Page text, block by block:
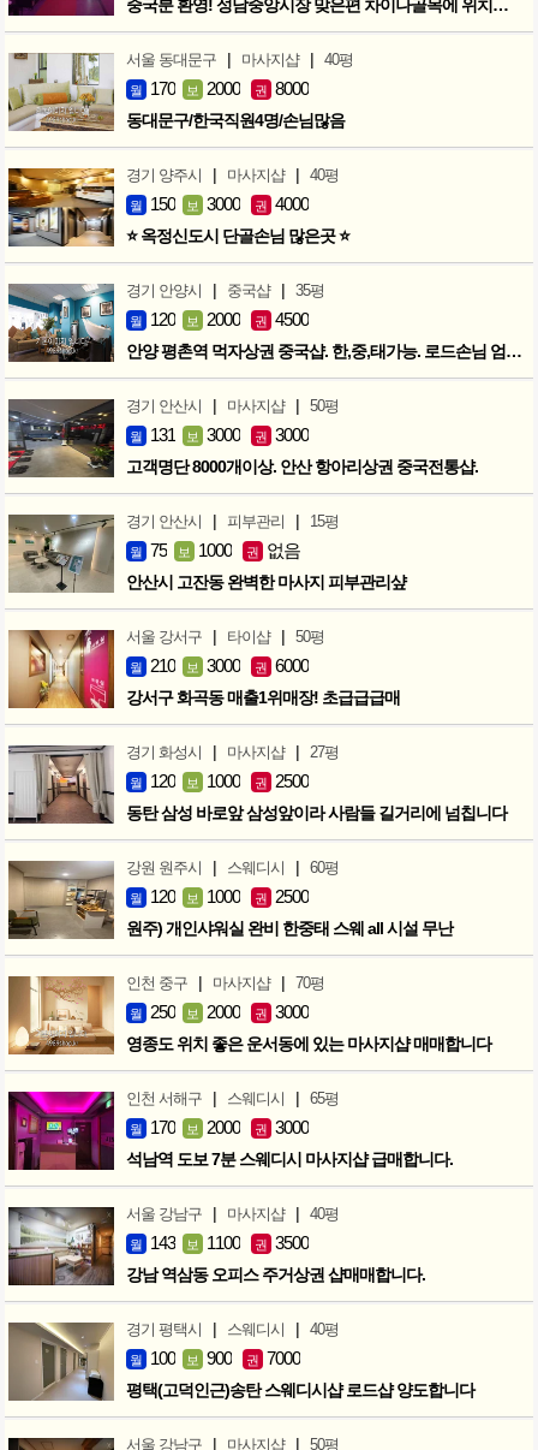
중국분 환영! 성남중앙시장 맞은편 차이나골목에 위치한 마사지샵
서울 동대문구 | 마사지샵 | 40평
월 170 보 2000 권 8000
동대문구/한국직원4명/손님많음
경기 양주시 | 마사지샵 | 40평
월 150 보 3000 권 4000
⭐ 옥정신도시 단골손님 많은곳 ⭐
경기 안양시 | 중국샵 | 35평
월 120 보 2000 권 4500
안양 평촌역 먹자상권 중국샵. 한,중,태가능. 로드손님 엄청많아요!
경기 안산시 | 마사지샵 | 50평
월 131 보 3000 권 3000
고객명단 8000개이상. 안산 항아리상권 중국전통샵.
경기 안산시 | 피부관리 | 15평
월 75 보 1000 권 없음
안산시 고잔동 완벽한 마사지 피부관리샾
서울 강서구 | 타이샵 | 50평
월 210 보 3000 권 6000
강서구 화곡동 매출1위매장! 초급급급매
경기 화성시 | 마사지샵 | 27평
월 120 보 1000 권 2500
동탄 삼성 바로앞 삼성앞이라 사람들 길거리에 넘칩니다
강원 원주시 | 스웨디시 | 60평
월 120 보 1000 권 2500
원주) 개인샤워실 완비 한중태 스웨 all 시설 무난
인천 중구 | 마사지샵 | 70평
월 250 보 2000 권 3000
영종도 위치 좋은 운서동에 있는 마사지샵 매매합니다
인천 서해구 | 스웨디시 | 65평
월 170 보 2000 권 3000
석남역 도보 7분 스웨디시 마사지샵 급매합니다.
서울 강남구 | 마사지샵 | 40평
월 143 보 1100 권 3500
강남 역삼동 오피스 주거상권 샵매매합니다.
경기 평택시 | 스웨디시 | 40평
월 100 보 900 권 7000
평택(고덕인근)송탄 스웨디시샵 로드샵 양도합니다
서울 강남구 | 마사지샵 | 50평